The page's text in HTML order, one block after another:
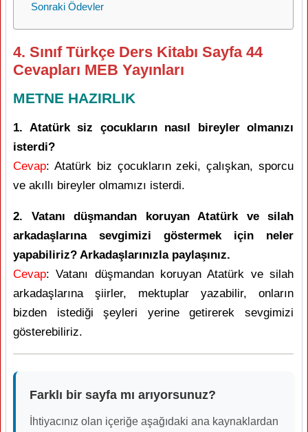
Sonraki Ödevler
4. Sınıf Türkçe Ders Kitabı Sayfa 44
Cevapları MEB Yayınları
METNE HAZIRLIK
1. Atatürk siz çocukların nasıl bireyler olmanızı
isterdi?
Cevap: Atatürk biz çocukların zeki, çalışkan, sporcu
ve akıllı bireyler olmamızı isterdi.
2. Vatanı düşmandan koruyan Atatürk ve silah
arkadaşlarına sevgimizi göstermek için neler
yapabiliriz? Arkadaşlarınızla paylaşınız.
Cevap: Vatanı düşmandan koruyan Atatürk ve silah
arkadaşlarına şiirler, mektuplar yazabilir, onların
bizden istediği şeyleri yerine getirerek sevgimizi
gösterebiliriz.
Farklı bir sayfa mı arıyorsunuz?
İhtiyacınız olan içeriğe aşağıdaki ana kaynaklardan